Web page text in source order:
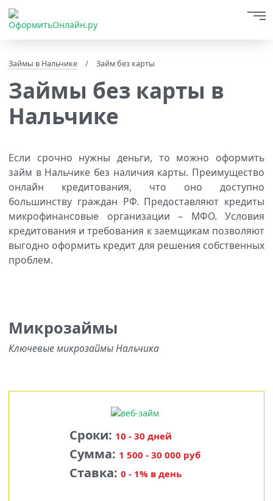
Займы в Нальчике / Займ без карты
Займы без карты в
Нальчике
Если срочно нужны деньги, то можно оформить
займ в Нальчике без наличия карты. Преимущество
онлайн кредитования, что оно доступно
большинству граждан РФ. Предоставляют кредиты
микрофинансовые организации – МФО. Условия
кредитования и требования к заемщикам позволяют
выгодно оформить кредит для решения собственных
проблем.
Микрозаймы
Ключевые микрозаймы Нальчика
Сроки: 10 - 30 дней
Сумма: 1 500 - 30 000 руб
Ставка: 0 - 1% в день